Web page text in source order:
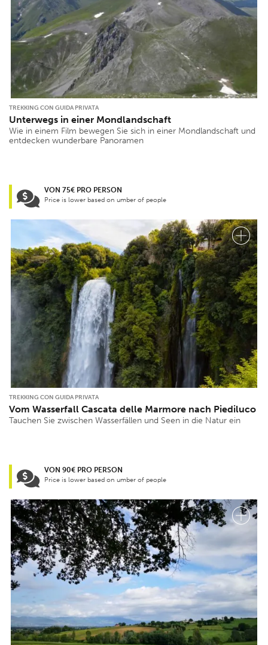
TREKKING CON GUIDA PRIVATA
Unterwegs in einer Mondlandschaft
Wie in einem Film bewegen Sie sich in einer Mondlandschaft und
entdecken wunderbare Panoramen
VON 75€ PRO PERSON
Price is lower based on umber of people
TREKKING CON GUIDA PRIVATA
Vom Wasserfall Cascata delle Marmore nach Piediluco
Tauchen Sie zwischen Wasserfällen und Seen in die Natur ein
VON 90€ PRO PERSON
Price is lower based on umber of people